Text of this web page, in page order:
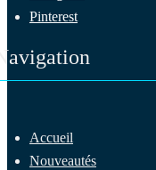
Pinterest
Accueil
Nouveautés